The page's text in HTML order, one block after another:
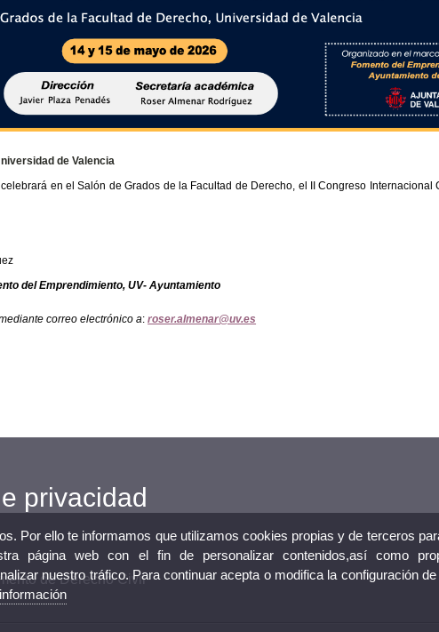
de Valencia
en el Salón de Grados de la Facultad de Derecho, el II Congreso Internacional
del Emprendimiento, UV- Ayuntamiento
correo electrónico a:roser.almenar@uv.es
de Derecho Civil
privacidad
Por ello te informamos que utilizamos cookies propias y de terceros
página web con el fin de personalizar contenidos,así como
nuestro tráfico. Para continuar acepta o modifica la configuración